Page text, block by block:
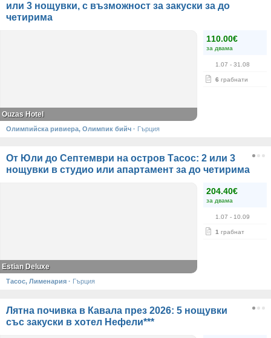
или 3 нощувки, с възможност за закуски за до
четирима
110.00€
за двама
1.07 - 31.08
6 грабнати
Ouzas Hotel
Олимпийска ривиера, Олимпик бийч · Гърция
От Юли до Септември на остров Тасос: 2 или 3
нощувки в студио или апартамент за до четирима
204.40€
за двама
1.07 - 10.09
1 грабнат
Estian Deluxe
Тасос, Лименария · Гърция
Лятна почивка в Кавала през 2026: 5 нощувки
със закуски в хотел Нефели***